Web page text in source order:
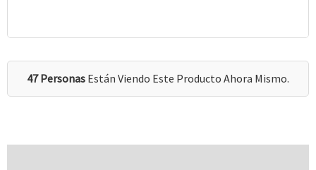
47 Personas Están Viendo Este Producto Ahora Mismo.